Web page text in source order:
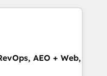
として主導。「設
CMS戦略設
を前提にした情報設
all three brands. 🔄
by Globalia’s
Revenue
AEO + Web,